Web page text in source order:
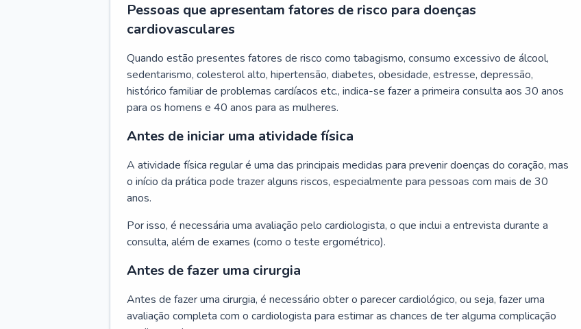
Pessoas que apresentam fatores de risco para doenças
cardiovasculares
Quando estão presentes fatores de risco como tabagismo, consumo excessivo de álcool,
sedentarismo, colesterol alto, hipertensão, diabetes, obesidade, estresse, depressão,
histórico familiar de problemas cardíacos etc., indica-se fazer a primeira consulta aos 30 anos
para os homens e 40 anos para as mulheres.
Antes de iniciar uma atividade física
A atividade física regular é uma das principais medidas para prevenir doenças do coração, mas
o início da prática pode trazer alguns riscos, especialmente para pessoas com mais de 30
anos.
Por isso, é necessária uma avaliação pelo cardiologista, o que inclui a entrevista durante a
consulta, além de exames (como o teste ergométrico).
Antes de fazer uma cirurgia
Antes de fazer uma cirurgia, é necessário obter o parecer cardiológico, ou seja, fazer uma
avaliação completa com o cardiologista para estimar as chances de ter alguma complicação